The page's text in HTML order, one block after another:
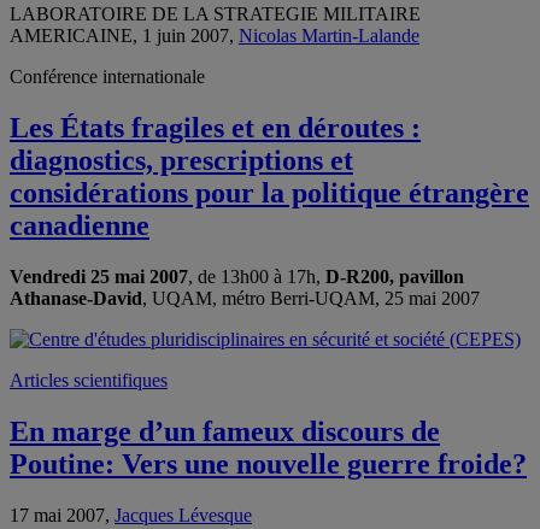
LABORATOIRE DE LA STRATEGIE MILITAIRE
AMERICAINE, 1 juin 2007, Nicolas Martin-Lalande
Conférence internationale
Les États fragiles et en déroutes :
diagnostics, prescriptions et
considérations pour la politique étrangère
canadienne
Vendredi 25 mai 2007, de 13h00 à 17h, D-R200, pavillon
Athanase-David, UQAM, métro Berri-UQAM, 25 mai 2007
Articles scientifiques
En marge d’un fameux discours de
Poutine: Vers une nouvelle guerre froide?
17 mai 2007, Jacques Lévesque